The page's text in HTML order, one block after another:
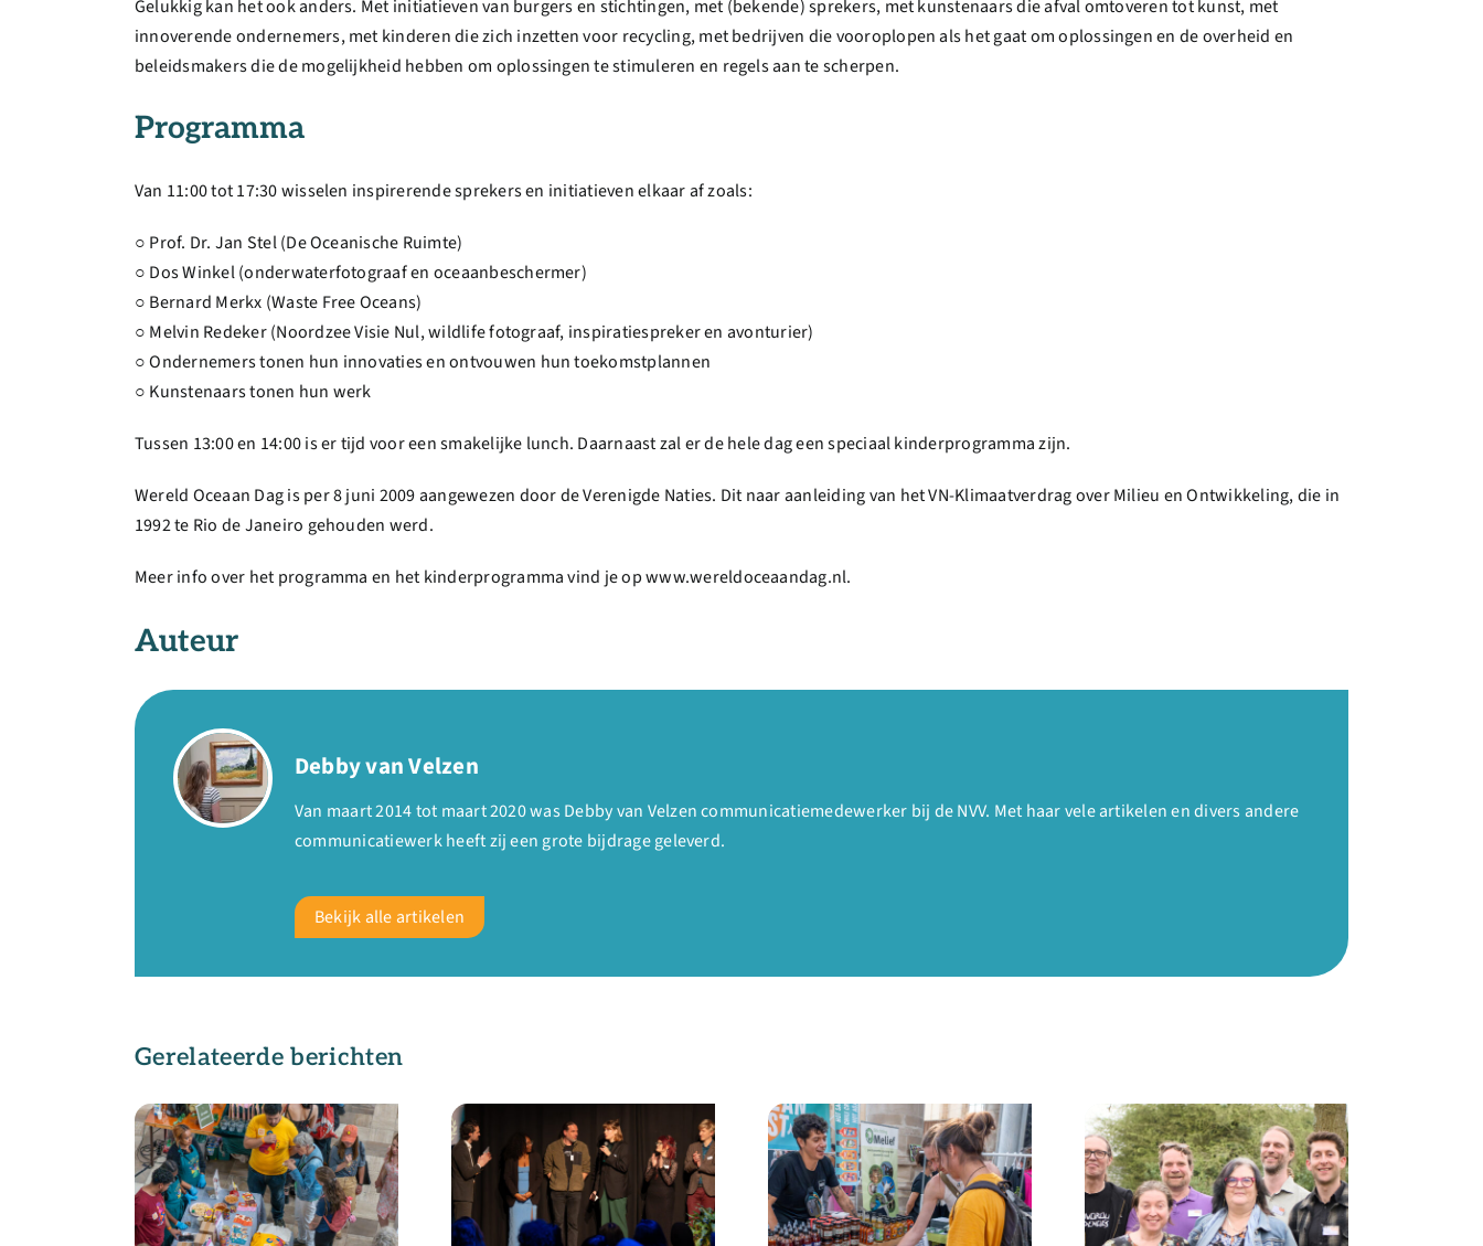
Gelukkig kan het ook anders. Met initiatieven van burgers en stichtingen, met (bekende) sprekers, met kunstenaars die afval omtoveren tot kunst, met
innoverende ondernemers, met kinderen die zich inzetten voor recycling, met bedrijven die vooroplopen als het gaat om oplossingen en de overheid en
beleidsmakers die de mogelijkheid hebben om oplossingen te stimuleren en regels aan te scherpen.
Programma
Van 11:00 tot 17:30 wisselen inspirerende sprekers en initiatieven elkaar af zoals:
○ Prof. Dr. Jan Stel (De Oceanische Ruimte)
○ Dos Winkel (onderwaterfotograaf en oceaanbeschermer)
○ Bernard Merkx (Waste Free Oceans)
○ Melvin Redeker (Noordzee Visie Nul, wildlife fotograaf, inspiratiespreker en avonturier)
○ Ondernemers tonen hun innovaties en ontvouwen hun toekomstplannen
○ Kunstenaars tonen hun werk
Tussen 13:00 en 14:00 is er tijd voor een smakelijke lunch. Daarnaast zal er de hele dag een speciaal kinderprogramma zijn.
Wereld Oceaan Dag is per 8 juni 2009 aangewezen door de Verenigde Naties. Dit naar aanleiding van het VN-Klimaatverdrag over Milieu en Ontwikkeling, die in
1992 te Rio de Janeiro gehouden werd.
Meer info over het programma en het kinderprogramma vind je op www.wereldoceaandag.nl.
Auteur
Debby van Velzen
Van maart 2014 tot maart 2020 was Debby van Velzen communicatiemedewerker bij de NVV. Met haar vele artikelen en divers andere
communicatiewerk heeft zij een grote bijdrage geleverd.
Bekijk alle artikelen
Gerelateerde berichten